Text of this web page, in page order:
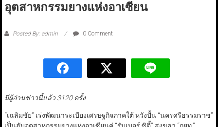
อุตสาหกรรมยางแห่งอาเซียน
Posted By: admin 0 Comment
มีผู้อ่านข่าวนี้แล้ว 3120 ครั้ง
“เฉลิมชัย” เร่งพัฒนาระเบียงเศรษฐกิจภาคใต้ หวังปั้น “นครศรีธรรมราช”